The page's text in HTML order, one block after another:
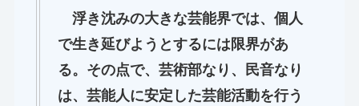
浮き沈みの大きな芸能界では、個人
で生き延びようとするには限界があ
る。その点で、芸術部なり、民音なり
は、芸能人に安定した芸能活動を行う